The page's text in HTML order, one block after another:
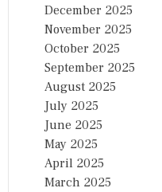
December 2025
November 2025
October 2025
September 2025
August 2025
July 2025
June 2025
May 2025
April 2025
March 2025